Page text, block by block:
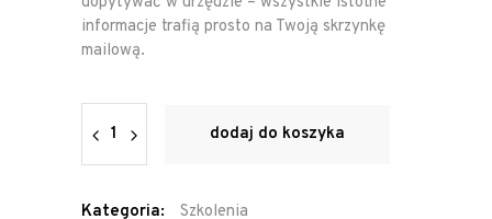
informacje trafią prosto na Twoją skrzynkę
mailową.
dodaj do koszyka
Kategoria: Szkolenia